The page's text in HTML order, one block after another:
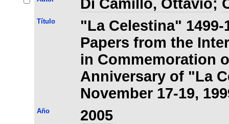
Di Camillo, Ottavio;
Título
"La Celestina" 1499-
Papers from the
in Commemoration
Anniversary of "La
November 17-19,
Año 2005